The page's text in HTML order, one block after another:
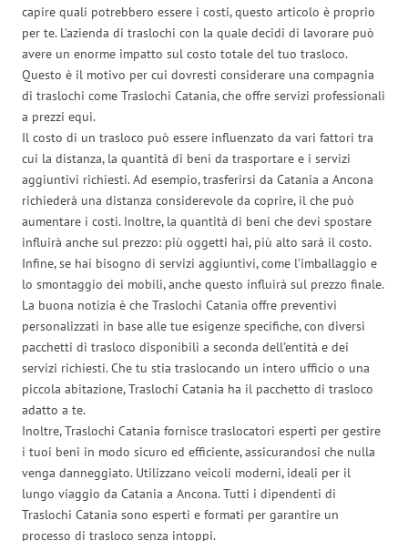
capire quali potrebbero essere i costi, questo articolo è proprio
per te. L’azienda di traslochi con la quale decidi di lavorare può
avere un enorme impatto sul costo totale del tuo trasloco.
Questo è il motivo per cui dovresti considerare una compagnia
di traslochi come Traslochi Catania, che offre servizi professionali
a prezzi equi.
Il costo di un trasloco può essere influenzato da vari fattori tra
cui la distanza, la quantità di beni da trasportare e i servizi
aggiuntivi richiesti. Ad esempio, trasferirsi da Catania a Ancona
richiederà una distanza considerevole da coprire, il che può
aumentare i costi. Inoltre, la quantità di beni che devi spostare
influirà anche sul prezzo: più oggetti hai, più alto sarà il costo.
Infine, se hai bisogno di servizi aggiuntivi, come l’imballaggio e
lo smontaggio dei mobili, anche questo influirà sul prezzo finale.
La buona notizia è che Traslochi Catania offre preventivi
personalizzati in base alle tue esigenze specifiche, con diversi
pacchetti di trasloco disponibili a seconda dell’entità e dei
servizi richiesti. Che tu stia traslocando un intero ufficio o una
piccola abitazione, Traslochi Catania ha il pacchetto di trasloco
adatto a te.
Inoltre, Traslochi Catania fornisce traslocatori esperti per gestire
i tuoi beni in modo sicuro ed efficiente, assicurandosi che nulla
venga danneggiato. Utilizzano veicoli moderni, ideali per il
lungo viaggio da Catania a Ancona. Tutti i dipendenti di
Traslochi Catania sono esperti e formati per garantire un
processo di trasloco senza intoppi.